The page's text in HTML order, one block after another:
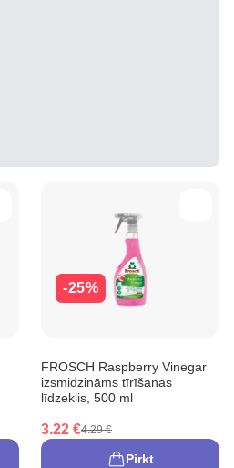
-25%
FROSCH Raspberry Vinegar
izsmidzināms tīrīšanas
līdzeklis, 500 ml
3.22 €4.29 €
Pirkt